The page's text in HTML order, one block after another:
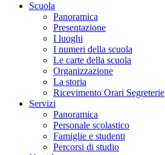
Scuola
Panoramica
Presentazione
I luoghi
I numeri della scuola
Le carte della scuola
Organizzazione
La storia
Ricevimento Orari Segreterie
Servizi
Panoramica
Personale scolastico
Famiglie e studenti
Percorsi di studio